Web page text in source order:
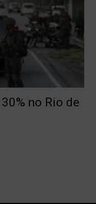
no Rio de